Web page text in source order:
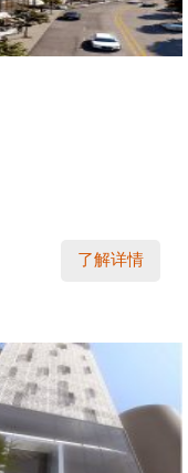
了解详情